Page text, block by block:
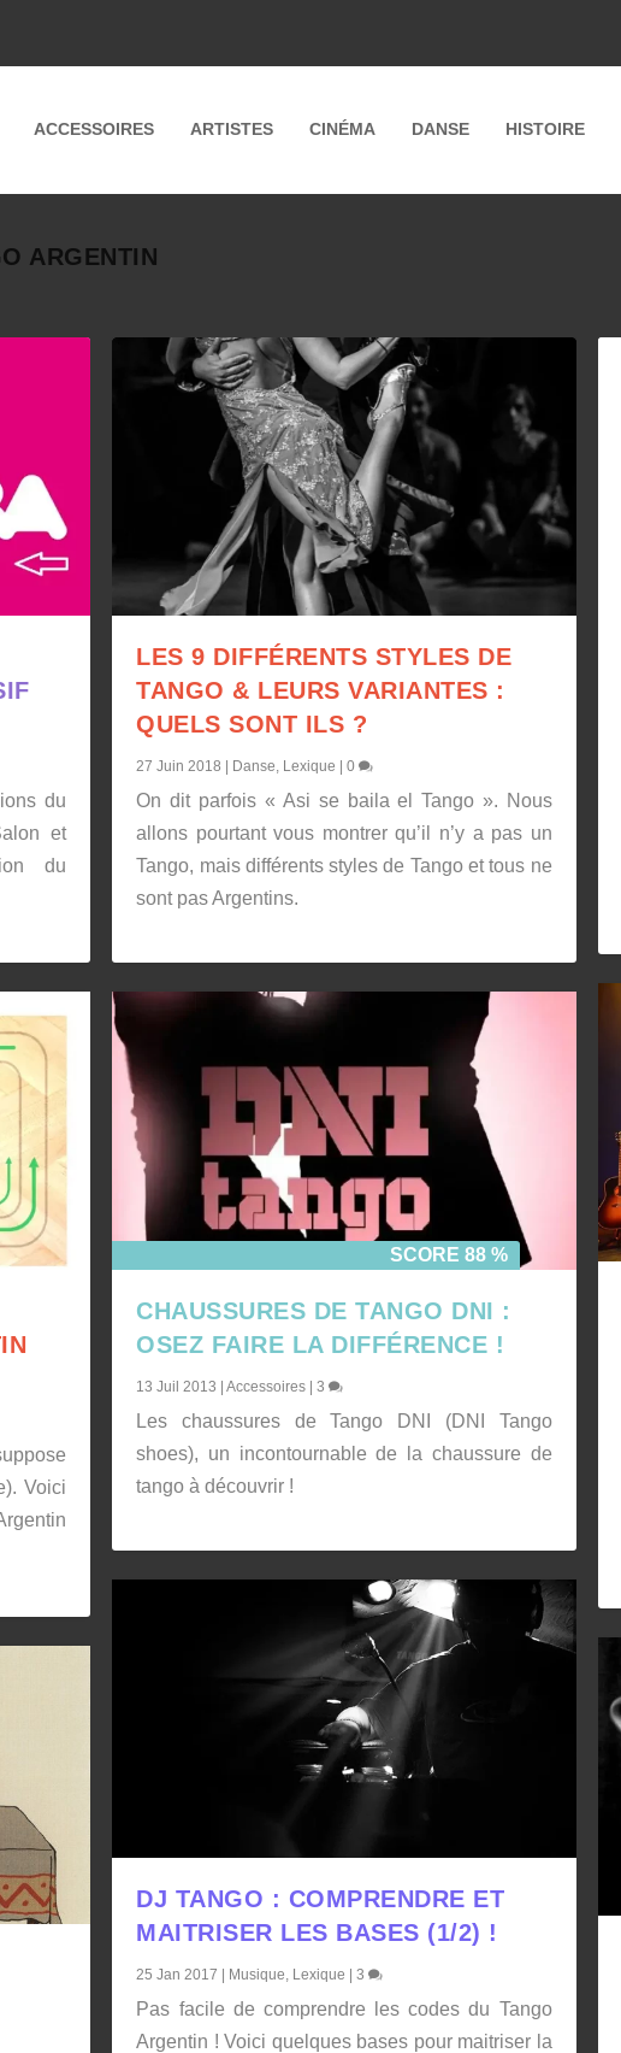
ACCESSOIRES ARTISTES CINÉMA DANSE HISTOIRE
ARGENTIN
du
et
du
Voici
LES 9 DIFFÉRENTS STYLES DE
TANGO & LEURS VARIANTES :
QUELS SONT ILS ?
27 Juin 2018 Danse, Lexique |0
On dit parfois « Asi se baila el Tango ». Nous
allons pourtant vous montrer qu’il n’y a pas un
Tango, mais différents styles de Tango et tous ne
sont pas Argentins.
SCORE 88 %
CHAUSSURES DE TANGO DNI :
OSEZ FAIRE LA DIFFÉRENCE !
13 Juil 2013 |Accessoires |3
Les chaussures de Tango DNI (DNI Tango
shoes), un incontournable de la chaussure de
tango à découvrir !
DJ TANGO : COMPRENDRE ET
MAITRISER LES BASES (1/2) !
25 Jan 2017 Musique, Lexique |3
Pas facile de comprendre les codes du Tango
Argentin ! Voici quelques bases pour maitriser la